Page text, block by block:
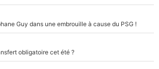
Guy dans une embrouille à cause du PSG !
obligatoire cet été ?